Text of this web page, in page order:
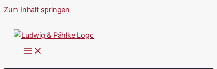
Zum Inhalt springen